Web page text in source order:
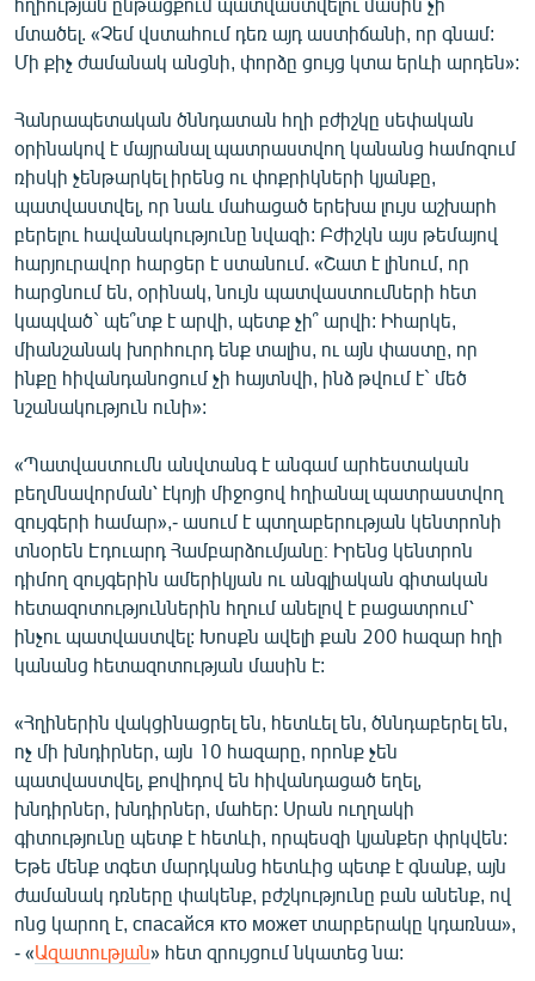
մտածել. «Չեմ վստահում դեռ այդ աստիճանի, որ գնամ:
Մի քիչ ժամանակ անցնի, փորձը ցույց կտա երևի արդեն»:
Հանրապետական ծննդատան հղի բժիշկը սեփական
օրինակով է մայրանալ պատրաստվող կանանց համոզում
ռիսկի չենթարկել իրենց ու փոքրիկների կյանքը,
պատվաստվել, որ նաև մահացած երեխա լույս աշխարհ
բերելու հավանակությունը նվազի: Բժիշկն այս թեմայով
հարյուրավոր հարցեր է ստանում. «Շատ է լինում, որ
հարցնում են, օրինակ, նույն պատվաստումների հետ
կապված` պե՞տք է արվի, պետք չի՞ արվի: Իհարկե,
միանշանակ խորհուրդ ենք տալիս, ու այն փաստը, որ
ինքը հիվանդանոցում չի հայտնվի, ինձ թվում է` մեծ
նշանակություն ունի»:
«Պատվաստումն անվտանգ է անգամ արհեստական
բեղմնավորման՝ էկոյի միջոցով հղիանալ պատրաստվող
զույգերի համար»,- ասում է պտղաբերության կենտրոնի
տնօրեն Էդուարդ Համբարձումյանը։ Իրենց կենտրոն
դիմող զույգերին ամերիկյան ու անգլիական գիտական
հետազոտություններին հղում անելով է բացատրում՝
ինչու պատվաստվել: Խոսքն ավելի քան 200 հազար հղի
կանանց հետազոտության մասին է:
«Հղիներին վակցինացրել են, հետևել են, ծննդաբերել են,
ոչ մի խնդիրներ, այն 10 հազարը, որոնք չեն
պատվաստվել, քովիդով են հիվանդացած եղել,
խնդիրներ, խնդիրներ, մահեր: Սրան ուղղակի
գիտությունը պետք է հետևի, որպեսզի կյանքեր փրկվեն:
Եթե մենք տգետ մարդկանց հետևից պետք է գնանք, այն
ժամանակ դռները փակենք, բժշկությունը բան անենք, ով
ոնց կարող է, спасайся кто может տարբերակը կդառնա»,
- «Ազատության» հետ զրույցում նկատեց նա: